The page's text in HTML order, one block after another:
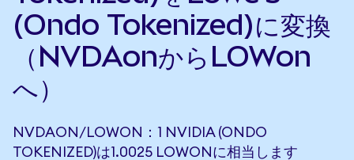
(Ondo Tokenized)に変換
（NVDAonからLOWon
へ）
NVDAON/LOWON：1 NVIDIA (ONDO
TOKENIZED)は1.0025 LOWONに相当します